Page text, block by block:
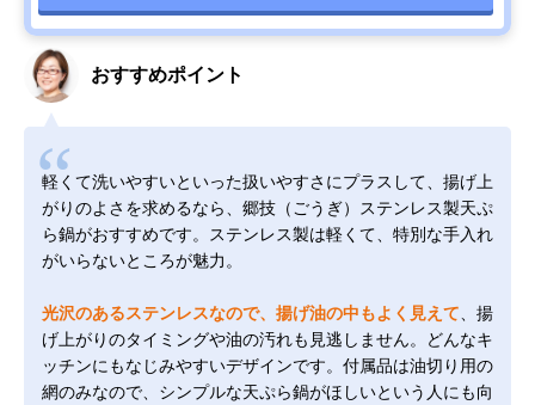
おすすめポイント
軽くて洗いやすいといった扱いやすさにプラスして、揚げ上
がりのよさを求めるなら、郷技（ごうぎ）ステンレス製天ぷ
ら鍋がおすすめです。ステンレス製は軽くて、特別な手入れ
がいらないところが魅力。
光沢のあるステンレスなので、揚げ油の中もよく見えて 、揚
げ上がりのタイミングや油の汚れも見逃しません。どんなキ
ッチンにもなじみやすいデザインです。付属品は油切り用の
網のみなので、シンプルな天ぷら鍋がほしいという人にも向